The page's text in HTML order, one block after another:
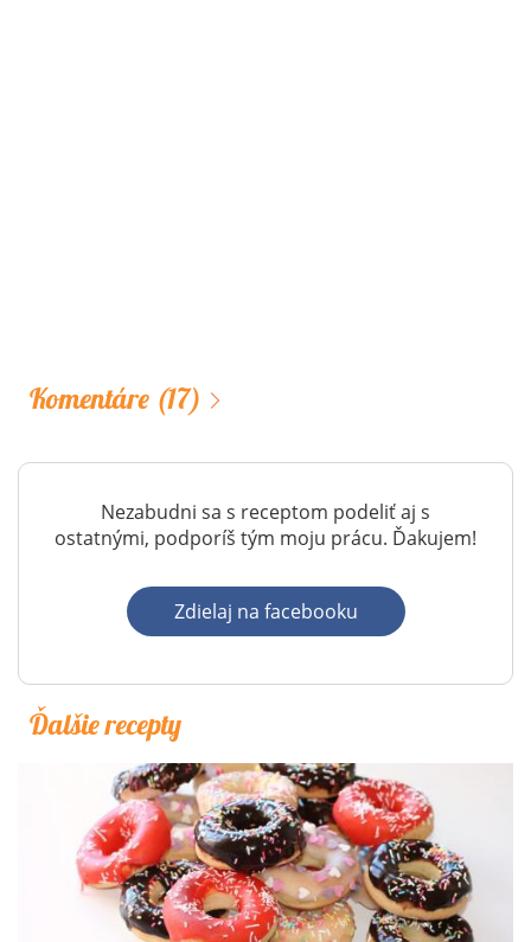
Komentáre (17)
Nezabudni sa s receptom podeliť aj s
ostatnými, podporíš tým moju prácu. Ďakujem!
Zdielaj na facebooku
Ďalšie recepty